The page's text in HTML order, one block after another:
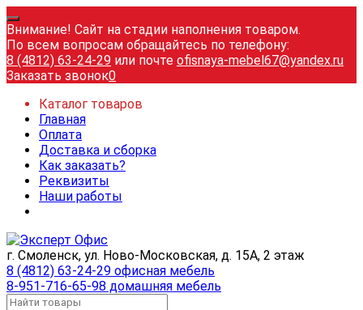
Внимание! Сайт на стадии наполнения товаром.
По всем вопросам обращайтесь по телефону:
8 (4812) 63-24-29 или почте ofisnaya-mebel67@yandex.ru
Заказать звонок0
Каталог товаров
Главная
Оплата
Доставка и сборка
Как заказать?
Реквизиты
Наши работы
г. Смоленск, ул. Ново-Московская, д. 15А, 2 этаж
8 (4812) 63-24-29 офисная мебель
8-951-716-65-98 домашняя мебель